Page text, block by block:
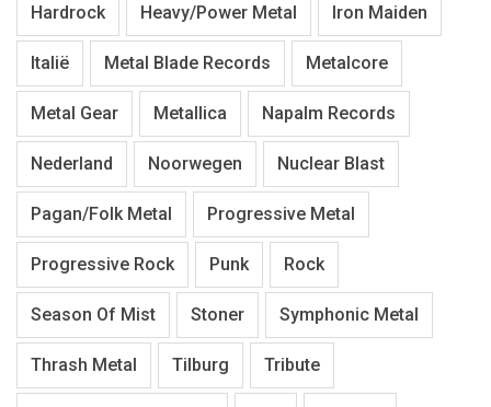
Hardrock Heavy/Power Metal Iron Maiden
Italië Metal Blade Records Metalcore
Metal Gear Metallica Napalm Records
Nederland Noorwegen Nuclear Blast
Pagan/Folk Metal Progressive Metal
Progressive Rock Punk Rock
Season Of Mist Stoner Symphonic Metal
Thrash Metal Tilburg Tribute